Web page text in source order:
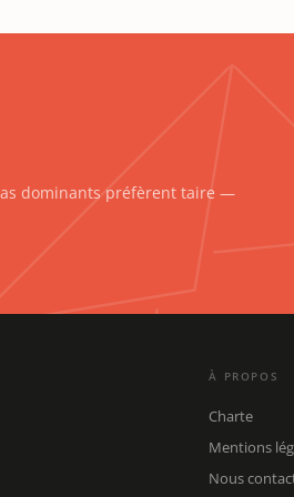
dominants préfèrent taire —
À PROPOS
Charte
Mentions
Nous